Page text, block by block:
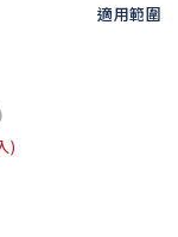
適用範圍
)